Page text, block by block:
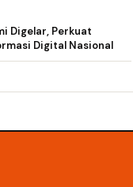
Digelar, Perkuat
Digital Nasional